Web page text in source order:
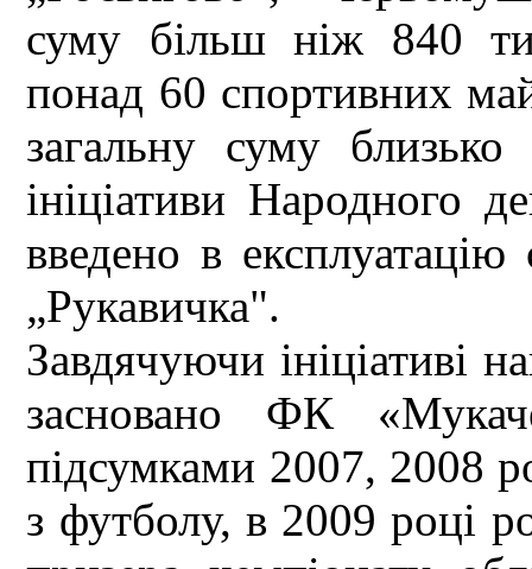
суму більш ніж 840
понад 60 спортивних
загальну суму
ініціативи Народного
введено в
„Рукавичка".
Завдячуючи ініціативі
засновано ФК
підсумками 2007, 2008
з футболу, в 2009 році